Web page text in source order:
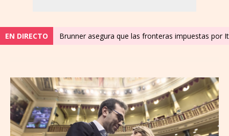
EN DIRECTO Brunner asegura que las fronteras impuestas por